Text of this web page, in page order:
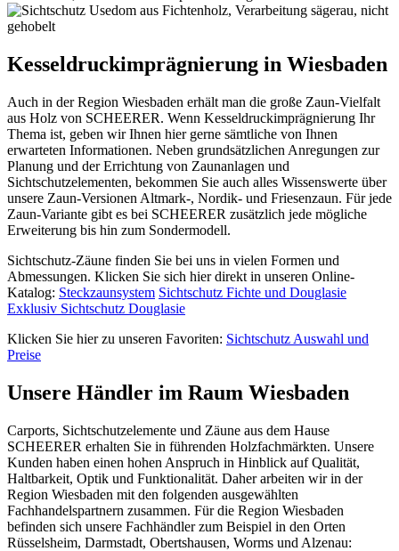
Kesseldruckimprägnierung in Wiesbaden
Auch in der Region Wiesbaden erhält man die große Zaun-Vielfalt
aus Holz von SCHEERER. Wenn Kesseldruckimprägnierung Ihr
Thema ist, geben wir Ihnen hier gerne sämtliche von Ihnen
erwarteten Informationen. Neben grundsätzlichen Anregungen zur
Planung und der Errichtung von Zaunanlagen und
Sichtschutzelementen, bekommen Sie auch alles Wissenswerte über
unsere Zaun-Versionen Altmark-, Nordik- und Friesenzaun. Für jede
Zaun-Variante gibt es bei SCHEERER zusätzlich jede mögliche
Erweiterung bis hin zum Sondermodell.
Sichtschutz-Zäune finden Sie bei uns in vielen Formen und
Abmessungen. Klicken Sie sich hier direkt in unseren Online-
Katalog: Steckzaunsystem Sichtschutz Fichte und Douglasie
Exklusiv Sichtschutz Douglasie
Klicken Sie hier zu unseren Favoriten: Sichtschutz Auswahl und
Preise
Unsere Händler im Raum Wiesbaden
Carports, Sichtschutzelemente und Zäune aus dem Hause
SCHEERER erhalten Sie in führenden Holzfachmärkten. Unsere
Kunden haben einen hohen Anspruch in Hinblick auf Qualität,
Haltbarkeit, Optik und Funktionalität. Daher arbeiten wir in der
Region Wiesbaden mit den folgenden ausgewählten
Fachhandelspartnern zusammen. Für die Region Wiesbaden
befinden sich unsere Fachhändler zum Beispiel in den Orten
Rüsselsheim, Darmstadt, Obertshausen, Worms und Alzenau: